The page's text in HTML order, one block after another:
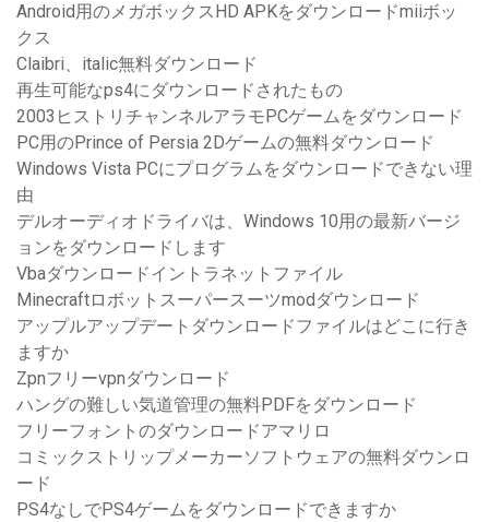
Android用のメガボックスHD APKをダウンロードmiiボッ
クス
Claibri、italic無料ダウンロード
再生可能なps4にダウンロードされたもの
2003ヒストリチャンネルアラモPCゲームをダウンロード
PC用のPrince of Persia 2Dゲームの無料ダウンロード
Windows Vista PCにプログラムをダウンロードできない理
由
デルオーディオドライバは、Windows 10用の最新バージ
ョンをダウンロードします
Vbaダウンロードイントラネットファイル
Minecraftロボットスーパースーツmodダウンロード
アップルアップデートダウンロードファイルはどこに行き
ますか
Zpnフリーvpnダウンロード
ハングの難しい気道管理の無料PDFをダウンロード
フリーフォントのダウンロードアマリロ
コミックストリップメーカーソフトウェアの無料ダウンロ
ード
PS4なしでPS4ゲームをダウンロードできますか